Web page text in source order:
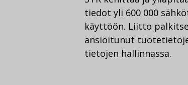
tiedot yli 600 000
käyttöön. Liitto
ansioitunut
tietojen hallinnassa.